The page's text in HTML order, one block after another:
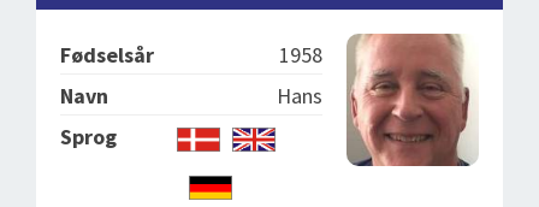
OM OS
Fødselsår
1958
Navn
Hans
Sprog